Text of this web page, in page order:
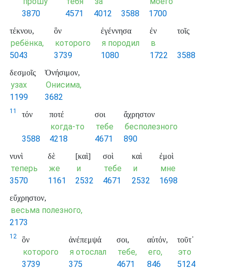
3870
4571
4012
3588
1700
τέκνου,
ребёнка,
5043
ὃν
которого
3739
ἐγέννησα
я породил
1080
ἐν
в
1722
τοῖς
3588
δεσμοῖς
узах
1199
Ὀνήσιμον,
Онисима,
3682
11 τόν
3588
ποτέ
когда-то
4218
σοι
тебе
4671
ἄχρηστον
бесполезного
890
νυνὶ
теперь
3570
δὲ
же
1161
[καὶ]
и
2532
σοὶ
тебе
4671
καὶ
и
2532
ἐμοὶ
мне
1698
εὔχρηστον,
весьма полезного,
2173
12 ὃν
которого
3739
ἀνέπεμψά
я отослал
375
σοι,
тебе,
4671
αὐτόν,
его,
846
τοῦτ᾽
это
5124